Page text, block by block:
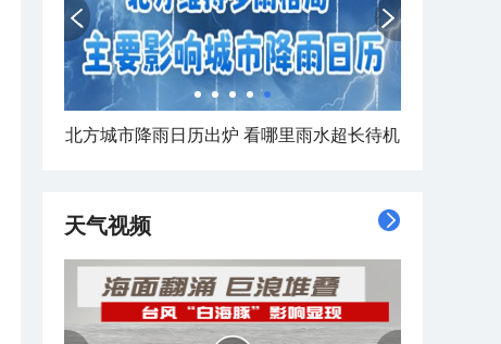
北方城市降雨日历出炉 看哪里雨水超长待机
天气视频